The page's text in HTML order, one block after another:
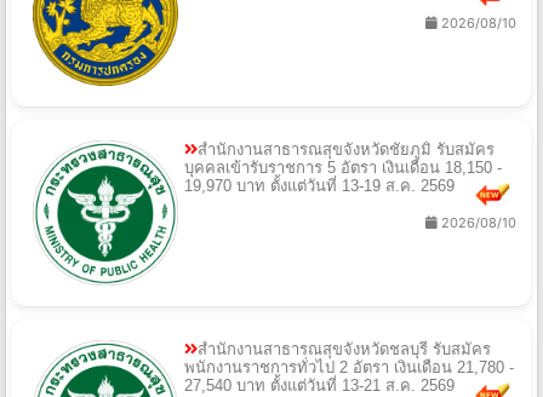
2026/08/10
สำนักงานสาธารณสุขจังหวัดชัยภูมิ รับสมัคร
บุคคลเข้ารับราชการ 5 อัตรา เงินเดือน 18,150 -
19,970 บาท ตั้งแต่วันที่ 13-19 ส.ค. 2569
2026/08/10
สำนักงานสาธารณสุขจังหวัดชลบุรี รับสมัคร
พนักงานราชการทั่วไป 2 อัตรา เงินเดือน 21,780 -
27,540 บาท ตั้งแต่วันที่ 13-21 ส.ค. 2569